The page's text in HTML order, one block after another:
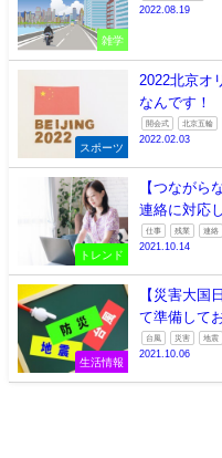
雑学
2022.08.19
スポーツ
2022北京オ
なんです！
開会式 北京五輪
2022.02.03
トレンド
【つながら
連絡に対応
仕事 残業 連絡
2021.10.14
生活情報
【災害大国
て準備して
台風 災害 地震
2021.10.06